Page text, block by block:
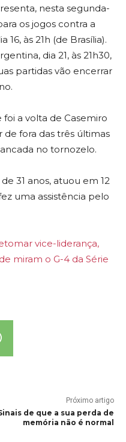
nesta segunda-
os jogos contra a
16, às 21h (de Brasília).
dia 21, às 21h30,
partidas vão encerrar
a volta de Casemiro
de fora das três últimas
no tornozelo.
31 anos, atuou em 12
uma assistência pelo
vice-liderança,
miram o G-4 da Série
Próximo artigo
de que a sua perda de
memória não é normal